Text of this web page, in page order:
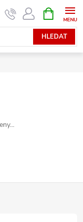
HLEDAT
NÁKUPNÍ
KOŠÍK